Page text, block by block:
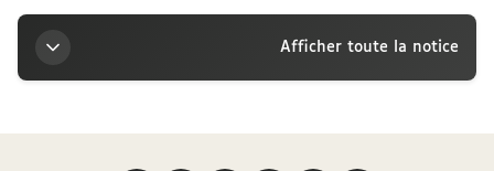
Afficher toute la notice
Titre